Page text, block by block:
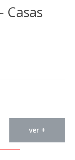
Casas
ver +